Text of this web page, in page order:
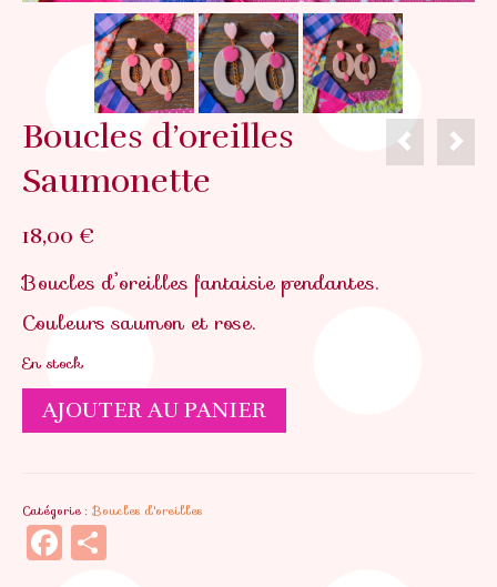
Boucles d’oreilles
Saumonette
18,00 €
Boucles d’oreilles fantaisie pendantes.
Couleurs saumon et rose.
En stock
quantité
de
Saumonette
AJOUTER AU PANIER
Catégorie : Boucles d'oreilles
Facebook